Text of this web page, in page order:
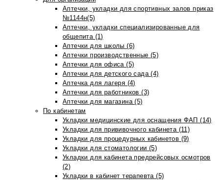
Аптечки, укладки для спортивных залов приказ
№1144н(5)
Аптечки, укладки специализированные для
общепита (1)
Аптечки для школы (6)
Аптечки производственные (5)
Аптечки для офиса (5)
Аптечки для детского сада (4)
Аптечка для лагеря (4)
Аптечки для работников (3)
Аптечки для магазина (5)
По кабинетам
Укладки медицинские для оснащения ФАП (14)
Укладки для прививочного кабинета (11)
Укладки для процедурных кабинетов (9)
Укладки для стоматологии (5)
Укладки для кабинета предрейсовых осмотров
(2)
Укладки в кабинет терапевта (5)